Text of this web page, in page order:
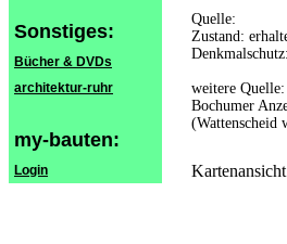
Sonstiges:
Bücher & DVDs
architektur-ruhr
my-bauten:
Login
Quelle:
Zustand:
weitere Quelle:
Bochumer
(Wattenscheid
Kartenansicht